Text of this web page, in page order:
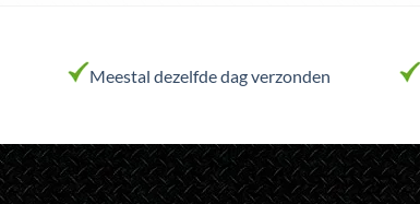
Meestal dezelfde dag verzonden